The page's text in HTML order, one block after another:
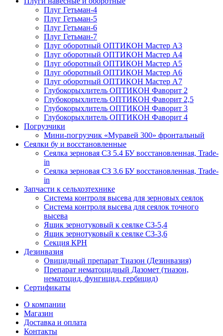
Плуг Гетьман-4
Плуг Гетьман-5
Плуг Гетьман-6
Плуг Гетьман-7
Плуг оборотный ОПТИКОН Мастер А3
Плуг оборотный ОПТИКОН Мастер А4
Плуг оборотный ОПТИКОН Мастер А5
Плуг оборотный ОПТИКОН Мастер А6
Плуг оборотный ОПТИКОН Мастер А7
Глубокорыхлитель ОПТИКОН Фаворит 2
Глубокорыхлитель ОПТИКОН Фаворит 2,5
Глубокорыхлитель ОПТИКОН Фаворит 3
Глубокорыхлитель ОПТИКОН Фаворит 4
Погрузчики
Мини-погрузчик «Муравей 300» фронтальный
Сеялки бу и восстановленные
Сеялка зерновая СЗ 5.4 БУ восстановленная, Trade-
in
Сеялка зерновая СЗ 3.6 БУ восстановленная, Trade-
in
Запчасти к сельхозтехнике
Система контроля высева для зерновых сеялок
Система контроля высева для сеялок точного
высева
Ящик зернотуковый к сеялке СЗ-5,4
Ящик зернотуковый к сеялке СЗ-3,6
Секция КРН
Дезинвазия
Овицидный препарат Тиазон (Дезинвазия)
Препарат нематоцидный Дазомет (тиазон,
нематоцид, фунгицид, гербицид)
Сертификаты
О компании
Магазин
Доставка и оплата
Контакты